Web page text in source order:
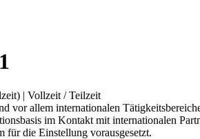
| Vollzeit / Teilzeit
vor allem internationalen
im Kontakt mit internationalen
für die Einstellung vorausgesetzt.